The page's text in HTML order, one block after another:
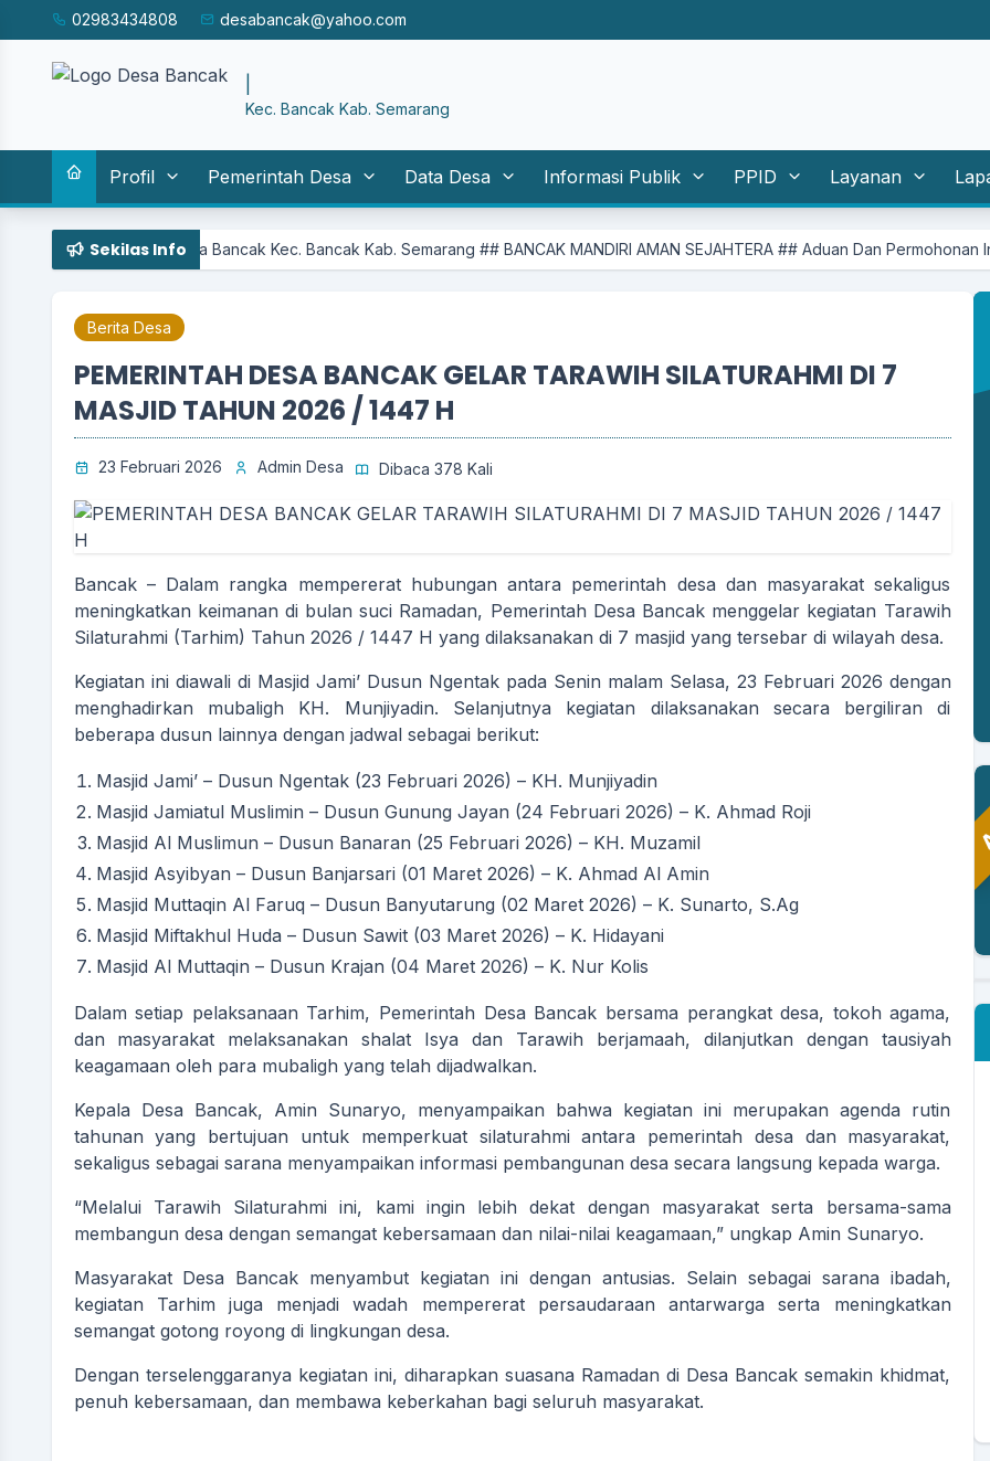
02983434808 desabancak@yahoo.com
Kec. Bancak Kab. Semarang
Profil Pemerintah Desa Data Desa Informasi Publik PPID Layanan
Sekilas Info
Desa Bancak Kec. Bancak Kab. Semarang ## BANCAK MANDIRI AMAN SEJAHTERA ## Aduan Dan Permohonan Informasi
Berita Desa
PEMERINTAH DESA BANCAK GELAR TARAWIH SILATURAHMI DI 7
MASJID TAHUN 2026 / 1447 H
23 Februari 2026 Admin Desa Dibaca 378 Kali
Bancak – Dalam rangka mempererat hubungan antara pemerintah desa dan masyarakat sekaligus
meningkatkan keimanan di bulan suci Ramadan, Pemerintah Desa Bancak menggelar kegiatan Tarawih
Silaturahmi (Tarhim) Tahun 2026 / 1447 H yang dilaksanakan di 7 masjid yang tersebar di wilayah desa.
Kegiatan ini diawali di Masjid Jami’ Dusun Ngentak pada Senin malam Selasa, 23 Februari 2026 dengan
menghadirkan mubaligh KH. Munjiyadin. Selanjutnya kegiatan dilaksanakan secara bergiliran di
beberapa dusun lainnya dengan jadwal sebagai berikut:
Masjid Jami’ – Dusun Ngentak (23 Februari 2026) – KH. Munjiyadin
Masjid Jamiatul Muslimin – Dusun Gunung Jayan (24 Februari 2026) – K. Ahmad Roji
Masjid Al Muslimun – Dusun Banaran (25 Februari 2026) – KH. Muzamil
Masjid Asyibyan – Dusun Banjarsari (01 Maret 2026) – K. Ahmad Al Amin
Masjid Muttaqin Al Faruq – Dusun Banyutarung (02 Maret 2026) – K. Sunarto, S.Ag
Masjid Miftakhul Huda – Dusun Sawit (03 Maret 2026) – K. Hidayani
Masjid Al Muttaqin – Dusun Krajan (04 Maret 2026) – K. Nur Kolis
Dalam setiap pelaksanaan Tarhim, Pemerintah Desa Bancak bersama perangkat desa, tokoh agama,
dan masyarakat melaksanakan shalat Isya dan Tarawih berjamaah, dilanjutkan dengan tausiyah
keagamaan oleh para mubaligh yang telah dijadwalkan.
Kepala Desa Bancak, Amin Sunaryo, menyampaikan bahwa kegiatan ini merupakan agenda rutin
tahunan yang bertujuan untuk memperkuat silaturahmi antara pemerintah desa dan masyarakat,
sekaligus sebagai sarana menyampaikan informasi pembangunan desa secara langsung kepada warga.
“Melalui Tarawih Silaturahmi ini, kami ingin lebih dekat dengan masyarakat serta bersama-sama
membangun desa dengan semangat kebersamaan dan nilai-nilai keagamaan,” ungkap Amin Sunaryo.
Masyarakat Desa Bancak menyambut kegiatan ini dengan antusias. Selain sebagai sarana ibadah,
kegiatan Tarhim juga menjadi wadah mempererat persaudaraan antarwarga serta meningkatkan
semangat gotong royong di lingkungan desa.
Dengan terselenggaranya kegiatan ini, diharapkan suasana Ramadan di Desa Bancak semakin khidmat,
penuh kebersamaan, dan membawa keberkahan bagi seluruh masyarakat.
NUR ARIF SULISTYO S.PD
Sekretaris Desa
Belum Rekam Kehadiran
Kaur Keuangan
Belum Rekam Kehadiran